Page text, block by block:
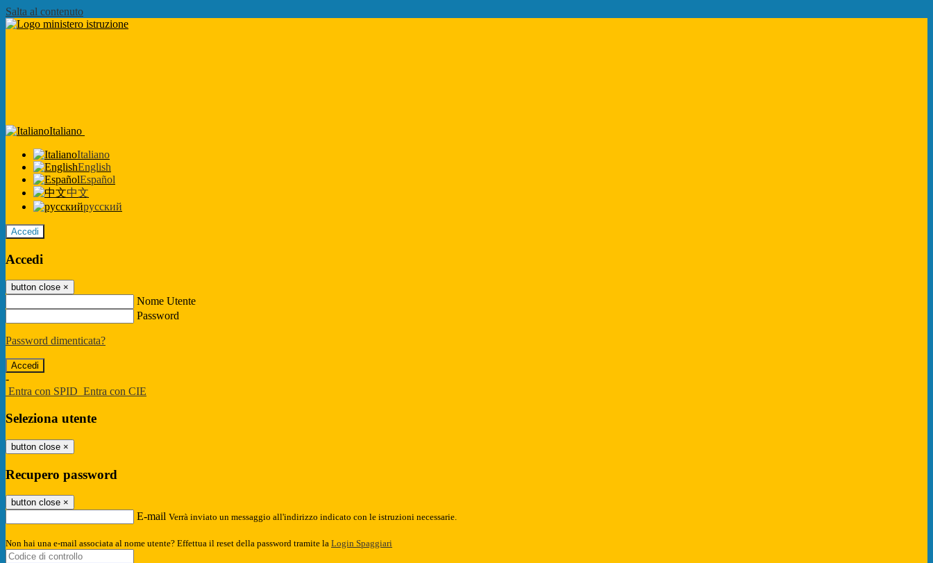
Salta al contenuto
Italiano
Italiano
English
Español
中文
русский
Accedi
Accedi
button close ×
Nome Utente
Password
Password dimenticata?
-
Entra con SPID Entra con CIE
Seleziona utente
button close ×
Recupero password
button close ×
E-mail Verrà inviato un messaggio all'indirizzo indicato con le istruzioni necessarie.
Non hai una e-mail associata al nome utente? Effettua il reset della password tramite la Login Spaggiari